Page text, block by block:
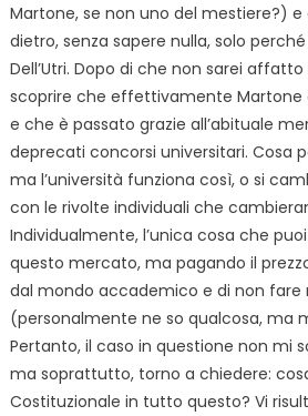
Martone, se non uno del mestiere?) e
dietro, senza sapere nulla, solo
Dell’Utri. Dopo di che non sarei
scoprire che effettivamente Martone
e che è passato grazie all’abituale
deprecati concorsi universitari. Cosa
ma l’università funziona così, o si
con le rivolte individuali che
Individualmente, l’unica cosa che
questo mercato, ma pagando il
dal mondo accademico e di non fare
(personalmente ne so qualcosa, ma
Pertanto, il caso in questione non mi
ma soprattutto, torno a chiedere:
Costituzionale in tutto questo? Vi